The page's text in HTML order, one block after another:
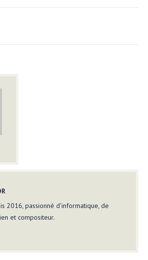
2016, passionné d'informatique, de
et compositeur.